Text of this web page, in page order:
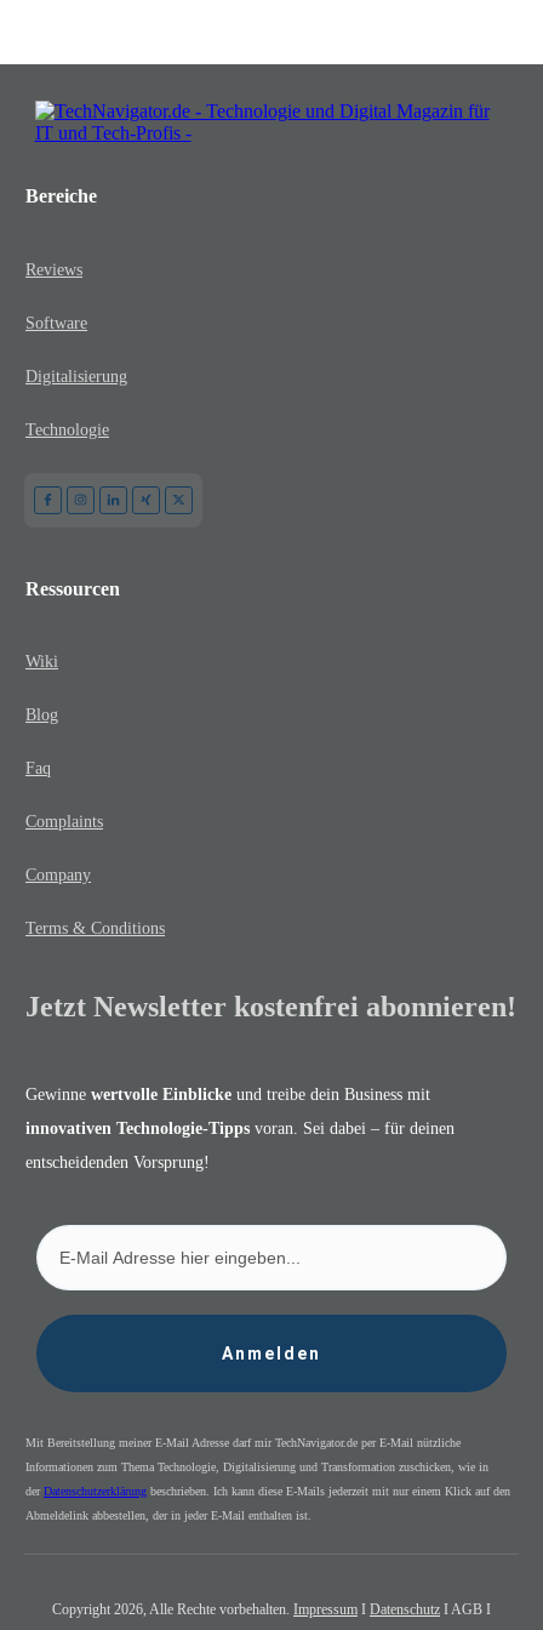
Bereiche
Reviews
Software
Digitalisierung
Technologie
Ressourcen
Wiki
Blog
Faq
Complaints
Company
Terms & Conditions
Jetzt Newsletter kostenfrei abonnieren!
Gewinne wertvolle Einblicke und treibe dein Business mit
innovativen Technologie-Tipps voran. Sei dabei – für deinen
entscheidenden Vorsprung!
Anmelden
Mit Bereitstellung meiner E-Mail Adresse darf mir TechNavigator.de per E-Mail nützliche
Informationen zum Thema Technologie, Digitalisierung und Transformation zuschicken, wie in
derDatenschutzerklärung beschrieben. Ich kann diese E-Mails jederzeit mit nur einem Klick auf den
Abmeldelink abbestellen, der in jeder E-Mail enthalten ist.
Copyright 2026, Alle Rechte vorbehalten. Impressum I Datenschutz I AGB I